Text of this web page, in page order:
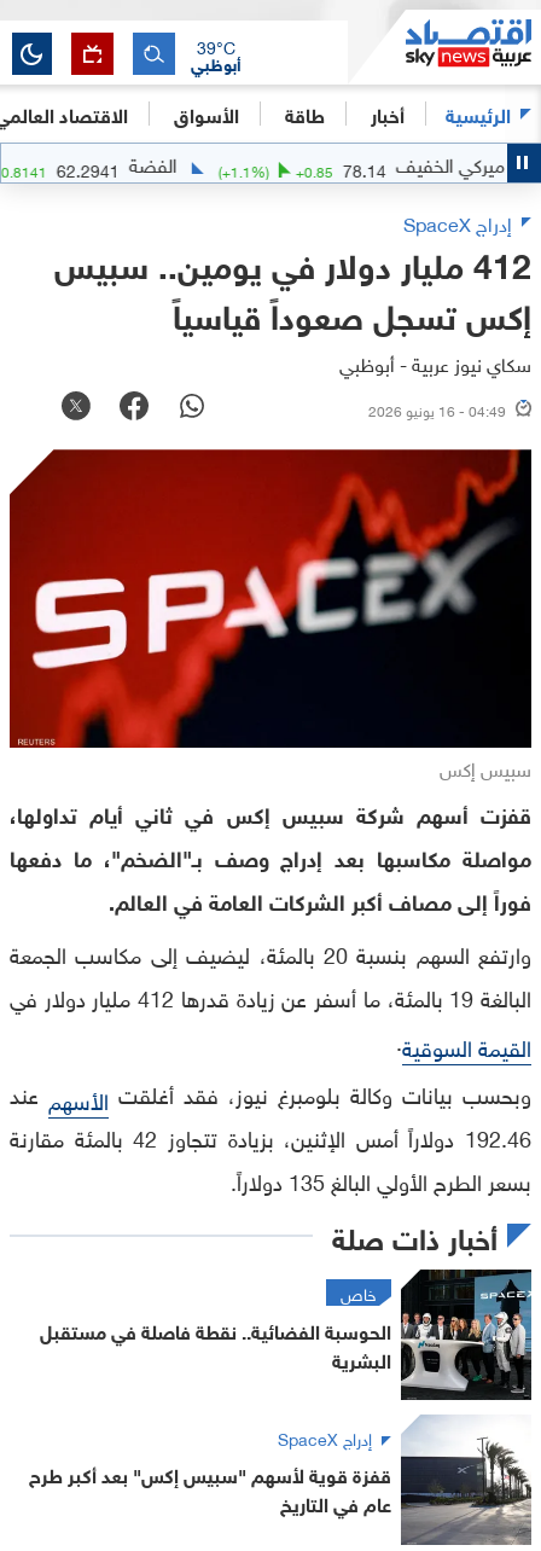
الرئيسية أخبار طاقة الأسواق الاقتصاد
أبوظبي
39°C
78.14
+0.85
(+1.1%) الفضة 62.2941
+0.8141
(+1.32%)
إدراج SpaceX
412 مليار دولار في يومين.. سبيس
إكس تسجل صعوداً قياسياً
سكاي نيوز عربية - أبوظبي
04:49 - 16 يونيو 2026
سبيس إكس
قفزت أسهم شركة سبيس إكس في ثاني أيام تداولها،
مواصلة مكاسبها بعد إدراج وصف بـ"الضخم"، ما دفعها
فوراً إلى مصاف أكبر الشركات العامة في العالم.
وارتفع السهم بنسبة 20 بالمئة، ليضيف إلى مكاسب الجمعة
البالغة 19 بالمئة، ما أسفر عن زيادة قدرها 412 مليار دولار في
القيمة السوقية.
وبحسب بيانات وكالة بلومبرغ نيوز، فقد أغلقت الأسهم عند
192.46 دولاراً أمس الإثنين، بزيادة تتجاوز 42 بالمئة مقارنة
بسعر الطرح الأولي البالغ 135 دولاراً.
أخبار ذات صلة
خاص
الحوسبة الفضائية.. نقطة فاصلة في مستقبل
البشرية
إدراج SpaceX
قفزة قوية لأسهم "سبيس إكس" بعد أكبر طرح
عام في التاريخ